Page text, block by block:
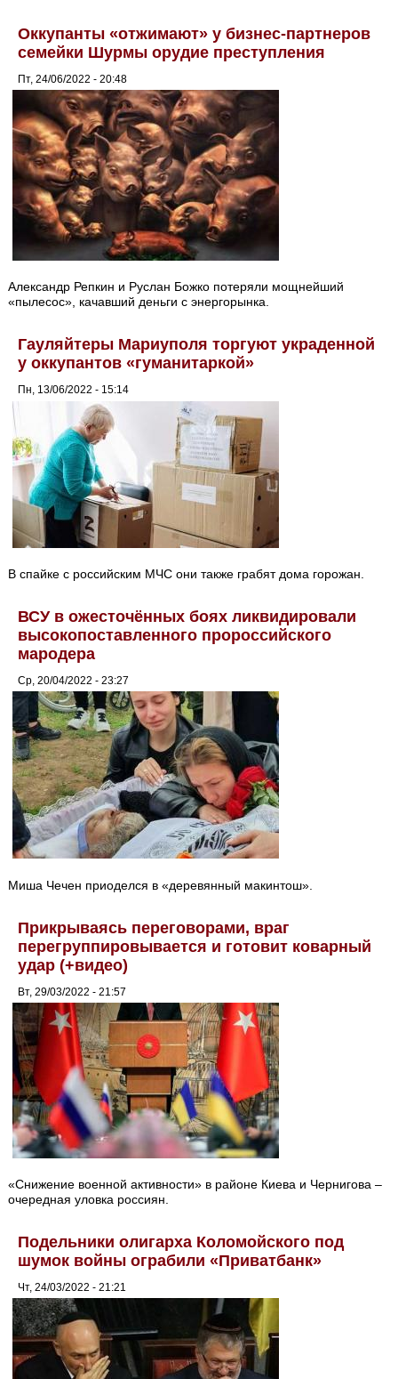
Оккупанты «отжимают» у бизнес-партнеров
семейки Шурмы орудие преступления
Пт, 24/06/2022 - 20:48
Александр Репкин и Руслан Божко потеряли мощнейший
«пылесос», качавший деньги с энергорынка.
Гауляйтеры Мариуполя торгуют украденной
у оккупантов «гуманитаркой»
Пн, 13/06/2022 - 15:14
В спайке с российским МЧС они также грабят дома горожан.
ВСУ в ожесточённых боях ликвидировали
высокопоставленного пророссийского
мародера
Ср, 20/04/2022 - 23:27
Миша Чечен приоделся в «деревянный макинтош».
Прикрываясь переговорами, враг
перегруппировывается и готовит коварный
удар (+видео)
Вт, 29/03/2022 - 21:57
«Снижение военной активности» в районе Киева и Чернигова –
очередная уловка россиян.
Подельники олигарха Коломойского под
шумок войны ограбили «Приватбанк»
Чт, 24/03/2022 - 21:21